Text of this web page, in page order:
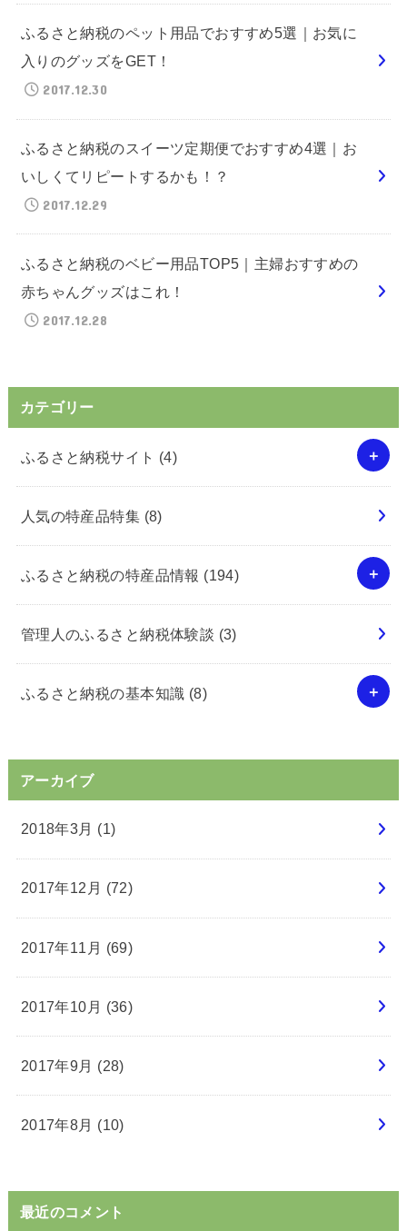
ふるさと納税のペット用品でおすすめ5選｜お気に
入りのグッズをGET！
2017.12.30
ふるさと納税のスイーツ定期便でおすすめ4選｜お
いしくてリピートするかも！？
2017.12.29
ふるさと納税のベビー用品TOP5｜主婦おすすめの
赤ちゃんグッズはこれ！
2017.12.28
カテゴリー
ふるさと納税サイト (4)
人気の特産品特集 (8)
ふるさと納税の特産品情報 (194)
管理人のふるさと納税体験談 (3)
ふるさと納税の基本知識 (8)
アーカイブ
2018年3月 (1)
2017年12月 (72)
2017年11月 (69)
2017年10月 (36)
2017年9月 (28)
2017年8月 (10)
最近のコメント